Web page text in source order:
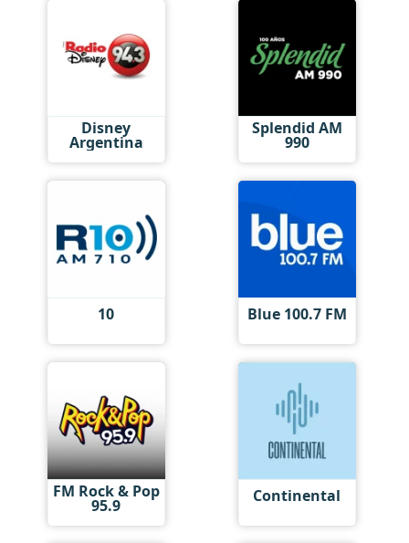
Disney
Argentina
Splendid AM
990
10 Blue 100.7 FM
FM Rock & Pop
95.9 Continental